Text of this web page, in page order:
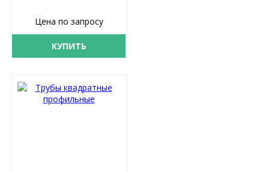
Цена по запросу
КУПИТЬ